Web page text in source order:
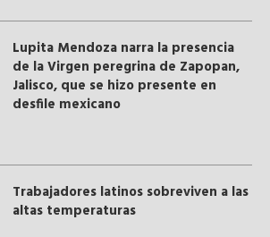
Lupita Mendoza narra la presencia
de la Virgen peregrina de Zapopan,
Jalisco, que se hizo presente en
desfile mexicano
Trabajadores latinos sobreviven a las
altas temperaturas